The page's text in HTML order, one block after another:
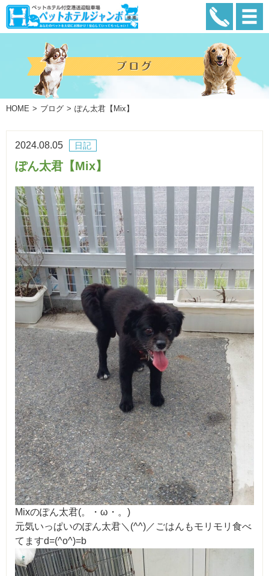
HOME ブログ ぽん太君【Mix】
日記
2024.08.05
ぽん太君【Mix】
Mixのぽん太君(。・ω・。)
元気いっぱいのぽん太君＼(^^)／ごはんもモリモリ食べ
てますd=(^o^)=b